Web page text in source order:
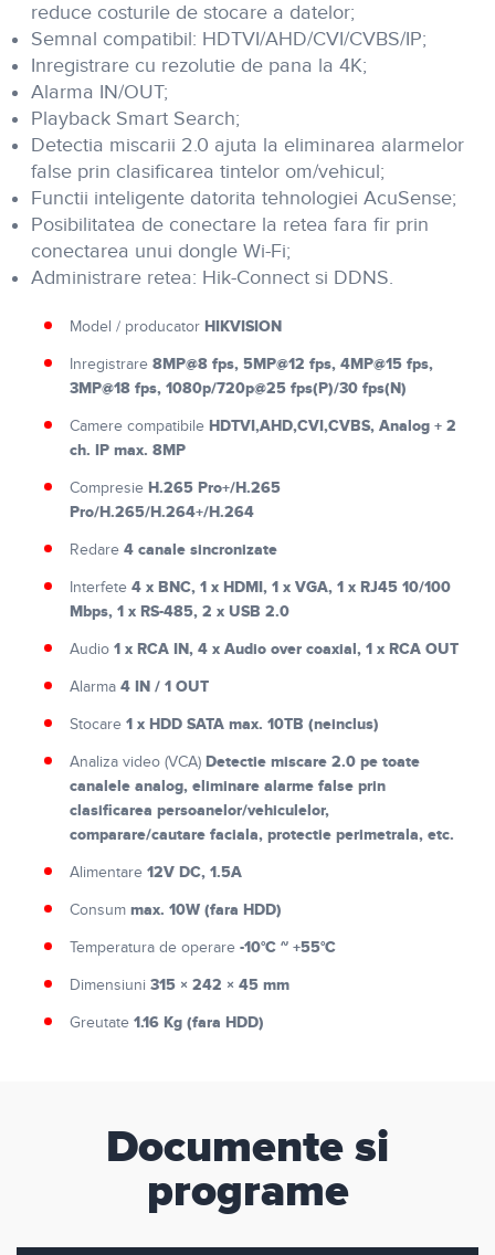
reduce costurile de stocare a datelor;
Semnal compatibil: HDTVI/AHD/CVI/CVBS/IP;
Inregistrare cu rezolutie de pana la 4K;
Alarma IN/OUT;
Playback Smart Search;
Detectia miscarii 2.0 ajuta la eliminarea alarmelor
false prin clasificarea tintelor om/vehicul;
Functii inteligente datorita tehnologiei AcuSense;
Posibilitatea de conectare la retea fara fir prin
conectarea unui dongle Wi-Fi;
Administrare retea: Hik-Connect si DDNS.
Model / producator HIKVISION
Inregistrare 8MP@8 fps, 5MP@12 fps, 4MP@15 fps,
3MP@18 fps, 1080p/720p@25 fps(P)/30 fps(N)
Camere compatibile HDTVI,AHD,CVI,CVBS, Analog + 2
ch. IP max. 8MP
Compresie H.265 Pro+/H.265
Pro/H.265/H.264+/H.264
Redare 4 canale sincronizate
Interfete 4 x BNC, 1 x HDMI, 1 x VGA, 1 x RJ45 10/100
Mbps, 1 x RS-485, 2 x USB 2.0
Audio 1 x RCA IN, 4 x Audio over coaxial, 1 x RCA OUT
Alarma 4 IN / 1 OUT
Stocare 1 x HDD SATA max. 10TB (neinclus)
Analiza video (VCA) Detectie miscare 2.0 pe toate
canalele analog, eliminare alarme false prin
clasificarea persoanelor/vehiculelor,
comparare/cautare faciala, protectie perimetrala, etc.
Alimentare 12V DC, 1.5A
Consum max. 10W (fara HDD)
Temperatura de operare -10°C ~ +55°C
Dimensiuni 315 × 242 × 45 mm
Greutate 1.16 Kg (fara HDD)
Documente si
programe